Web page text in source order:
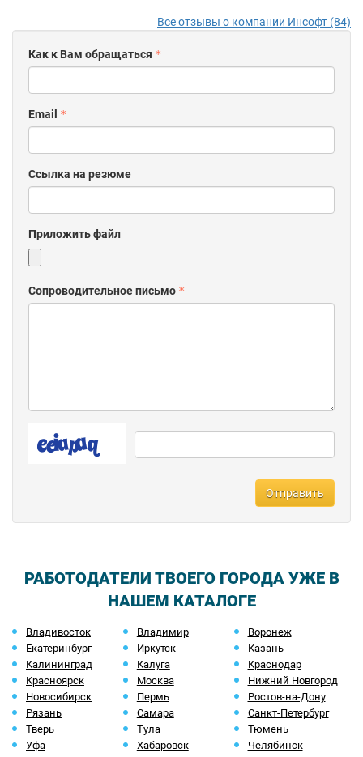
Все отзывы о компании Инсофт (84)
Как к Вам обращаться
Email
Ссылка на резюме
Приложить файл
Сопроводительное письмо
Отправить
РАБОТОДАТЕЛИ ТВОЕГО ГОРОДА УЖЕ В
НАШЕМ КАТАЛОГЕ
Владивосток Владимир
Воронеж
Екатеринбург
Иркутск
Казань
Калининград
Калуга
Краснодар
Красноярск
Москва
Нижний Новгород
Новосибирск
Пермь
Ростов-на-Дону
Рязань
Самара
Санкт-Петербург
Тверь
Тула
Тюмень
Уфа
Хабаровск Челябинск